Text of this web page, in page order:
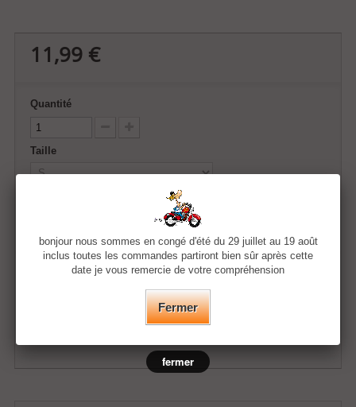
11,99 €
Quantité
Taille
Ajouter au panier
Ajouter à ma liste d'envies
bonjour nous sommes en congé d'été du 29 juillet au 19 août
inclus toutes les commandes partiront bien sûr après cette
date je vous remercie de votre compréhension
Fermer
fermer